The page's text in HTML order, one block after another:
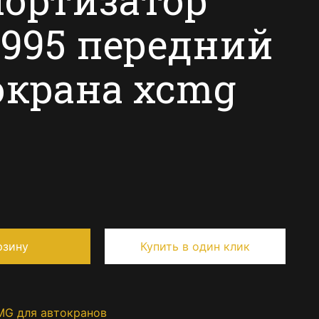
передний
xcmg
Купить в один клик
для автокранов